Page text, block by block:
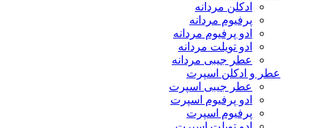
ادکلن مردانه
پرفیوم مردانه
ادو پرفیوم مردانه
ادو تویلت مردانه
عطر جیبی مردانه
عطر و ادکلن اسپرت
عطر جیبی اسپرت
ادو پرفیوم اسپرت
پرفیوم اسپرت